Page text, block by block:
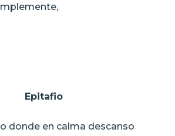
Epitafio
donde en calma descanso